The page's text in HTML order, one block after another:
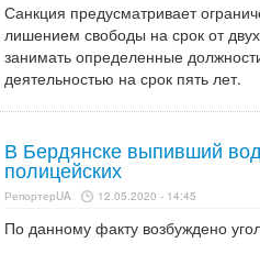
Санкция предусматривает
лишением свободы на срок от
занимать определенные
деятельностью на срок пять лет.
В Бердянске выпивший
полицейских
РепортерUA 12.05.2020 - 14:45
По данному факту возбуждено